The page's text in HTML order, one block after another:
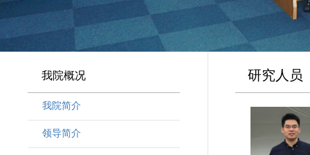
我院概况
我院简介
领导简介
研究人员